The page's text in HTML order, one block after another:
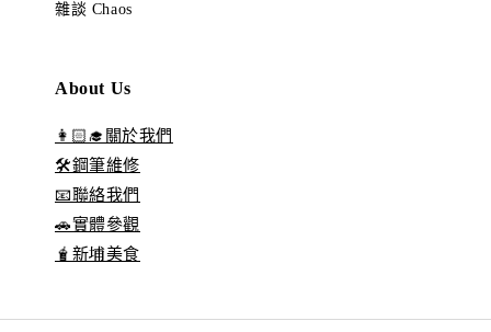
雜談 Chaos
About Us
👩🏻‍🎓關於我們
🛠️鋼筆維修
📧聯絡我們
🚗實體參觀
🧋新埔美食